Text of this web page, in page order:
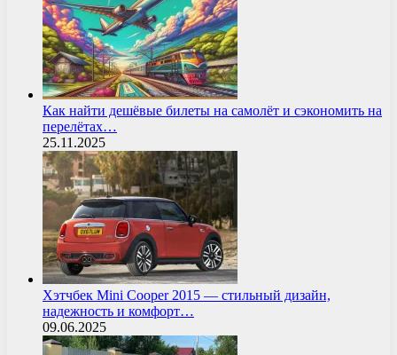
Как найти дешёвые билеты на самолёт и сэкономить на
перелётах…
25.11.2025
Хэтчбек Mini Cooper 2015 — стильный дизайн,
надежность и комфорт…
09.06.2025